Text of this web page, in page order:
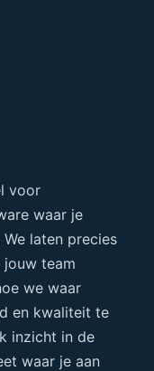
voor
waar je
laten precies
jouw team
we waar
en kwaliteit te
inzicht in de
waar je aan